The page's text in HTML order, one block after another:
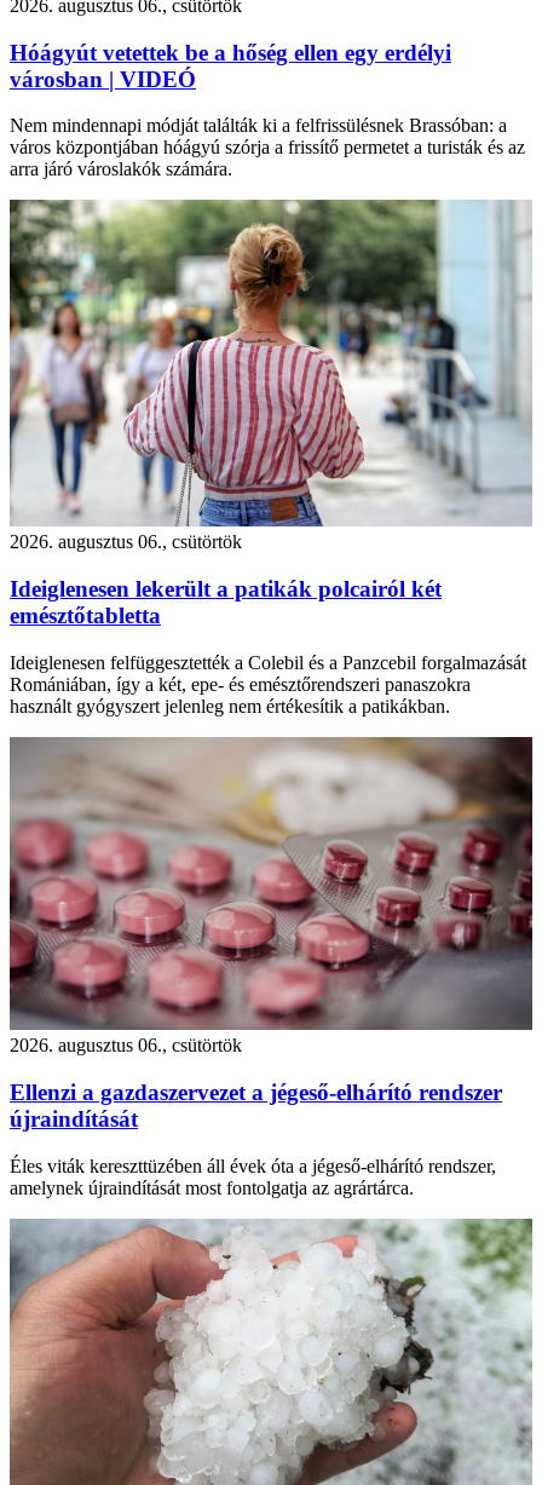
2026. augusztus 06., csütörtök
Hóágyút vetettek be a hőség ellen egy erdélyi
városban | VIDEÓ
Nem mindennapi módját találták ki a felfrissülésnek Brassóban: a
város központjában hóágyú szórja a frissítő permetet a turisták és az
arra járó városlakók számára.
2026. augusztus 06., csütörtök
Ideiglenesen lekerült a patikák polcairól két
emésztőtabletta
Ideiglenesen felfüggesztették a Colebil és a Panzcebil forgalmazását
Romániában, így a két, epe- és emésztőrendszeri panaszokra
használt gyógyszert jelenleg nem értékesítik a patikákban.
2026. augusztus 06., csütörtök
Ellenzi a gazdaszervezet a jégeső-elhárító rendszer
újraindítását
Éles viták kereszttüzében áll évek óta a jégeső-elhárító rendszer,
amelynek újraindítását most fontolgatja az agrártárca.